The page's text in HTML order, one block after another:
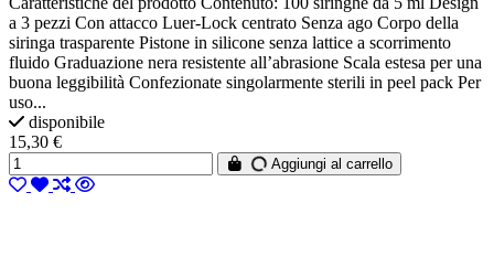
a 3 pezzi Con attacco Luer-Lock centrato Senza ago Corpo della
siringa trasparente Pistone in silicone senza lattice a scorrimento
fluido Graduazione nera resistente all’abrasione Scala estesa per una
buona leggibilità Confezionate singolarmente sterili in peel pack Per
uso...
disponibile
15,30 €
Aggiungi al carrello